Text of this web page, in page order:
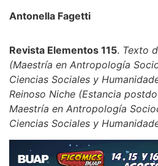
Antonella Fagetti
Revista Elementos 115. Texto
(Maestría en Antropología
Ciencias Sociales y
Reinoso Niche (Estancia
Maestría en Antropología
Ciencias Sociales y